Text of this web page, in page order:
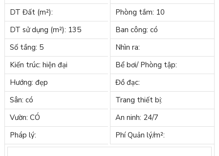
DT Đất (m²):
Phòng tắm: 10
DT sử dụng (m²): 135
Ban công: có
Số tầng: 5
Nhìn ra:
Kiến trúc: hiện đại
Bể bơi/ Phòng tập:
Hướng: đẹp
Đồ đạc:
Sân: có
Trang thiết bị:
Vườn: CÓ
An ninh: 24/7
Pháp lý:
Phí Quản lý/m²: